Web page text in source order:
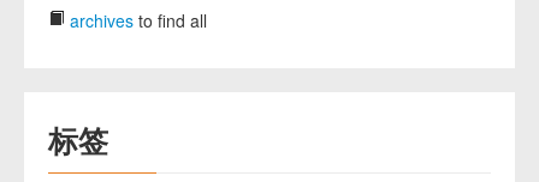
archives to find all
标签